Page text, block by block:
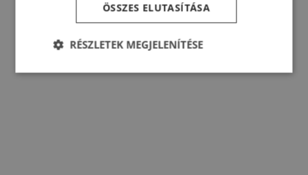
ÖSSZES ELUTASÍTÁSA
RÉSZLETEK MEGJELENÍTÉSE